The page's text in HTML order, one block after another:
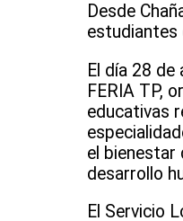
Desde
estudiantes
El día 28
FERIA TP,
educativas
el bienestar
desarrollo
El Servicio